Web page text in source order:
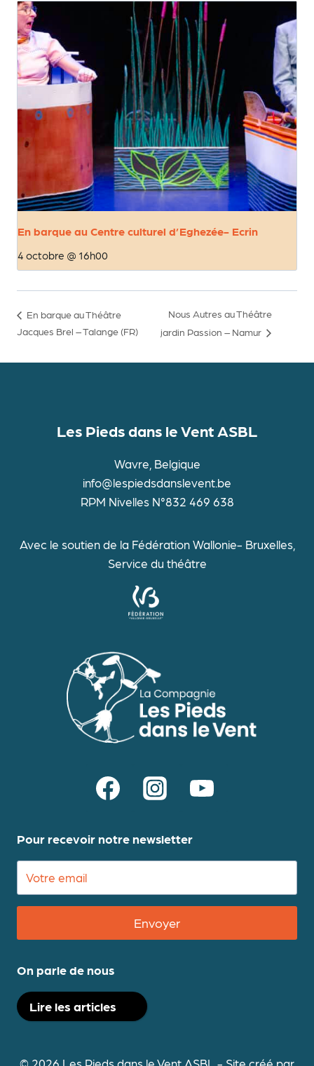
En barque au Centre culturel d’Eghezée- Ecrin
4 octobre @ 16h00
En barque au Théâtre
Jacques Brel – Talange (FR)
Nous Autres au Théâtre
jardin Passion – Namur
Les Pieds dans le Vent ASBL
Wavre, Belgique
info@lespiedsdanslevent.be
RPM Nivelles N°832 469 638
Avec le soutien de la Fédération Wallonie- Bruxelles,
Service du théâtre
Pour recevoir notre newsletter
Envoyer
On parle de nous
Lire les articles